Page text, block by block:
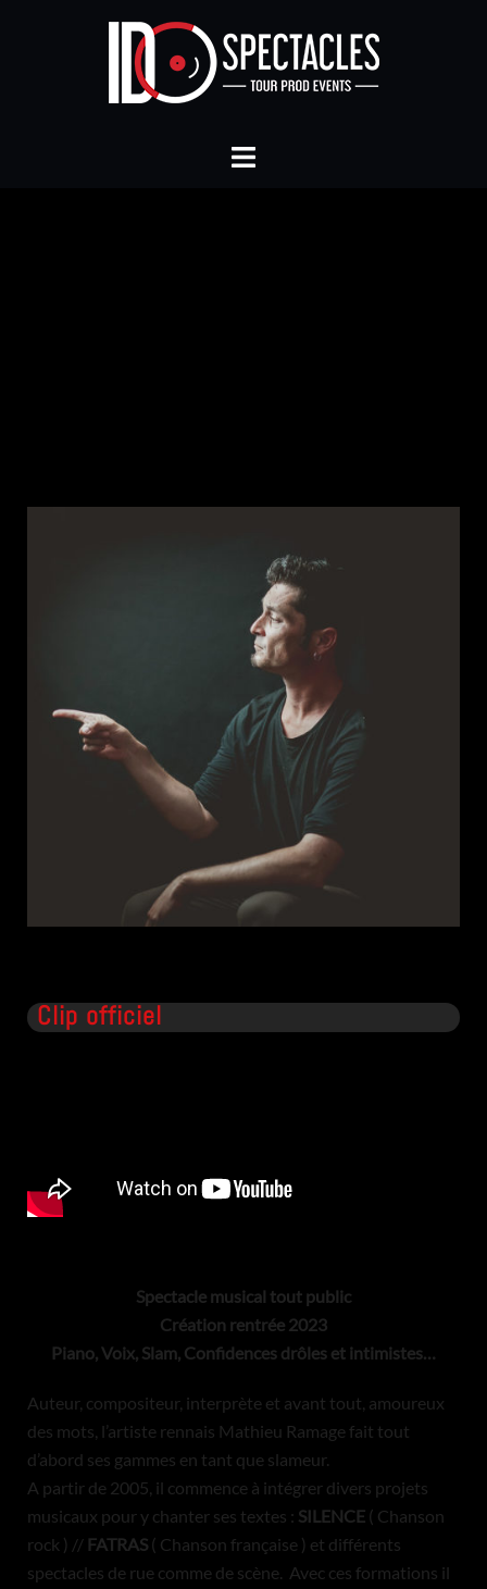
Clip officiel
Spectacle musical tout public
Création rentrée 2023
Piano, Voix, Slam, Confidences drôles et intimistes…
Auteur, compositeur, interprète et avant tout, amoureux
des mots, l’artiste rennais Mathieu Ramage fait tout
d’abord ses gammes en tant que slameur.
A partir de 2005, il commence à intégrer divers projets
musicaux pour y chanter ses textes : SILENCE ( Chanson
rock ) // FATRAS ( Chanson française ) et différents
spectacles de rue comme de scène. Avec ces formations il